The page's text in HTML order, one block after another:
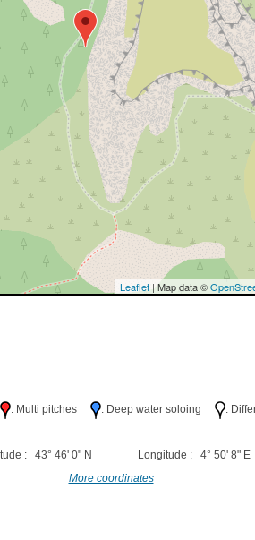
Leaflet| Map data ©
: Multi pitches : Deep water soloing :
: 43° 46' 0" N Longitude : 4° 50' 8" E
More coordinates